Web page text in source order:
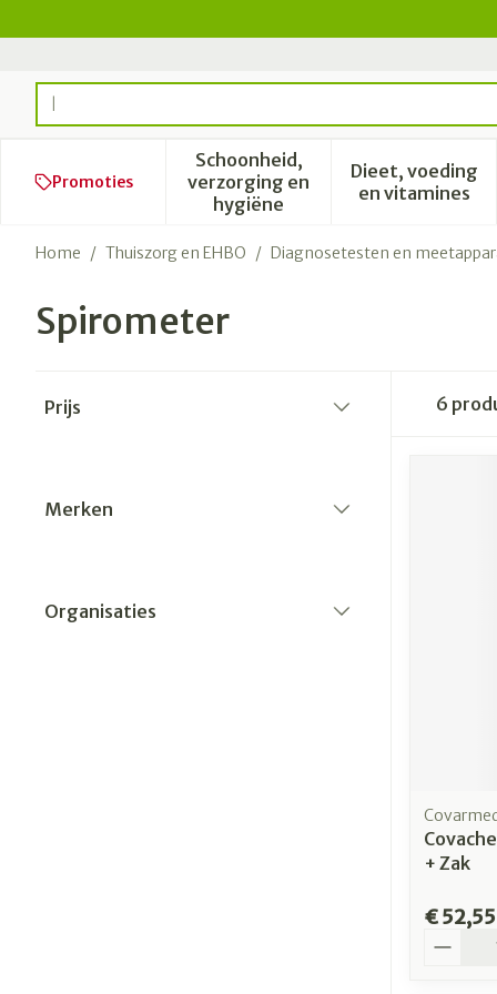
Product, merk, categorie...
Promoties
Schoonheid,
verzorging en
hygiëne
Toon submenu voor
Dieet, voeding
en vitamines
Toon
Home / Thuiszorg en EHBO / Diagnosetesten en
Spirometer
Prijs
Merken
Organisaties
6
+ Zak
€ 52,55